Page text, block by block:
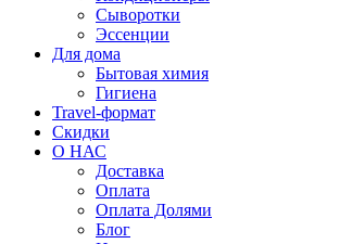
Сыворотки
Эссенции
Для дома
Бытовая химия
Гигиена
Travel-формат
Скидки
О НАС
Доставка
Оплата
Оплата Долями
Блог